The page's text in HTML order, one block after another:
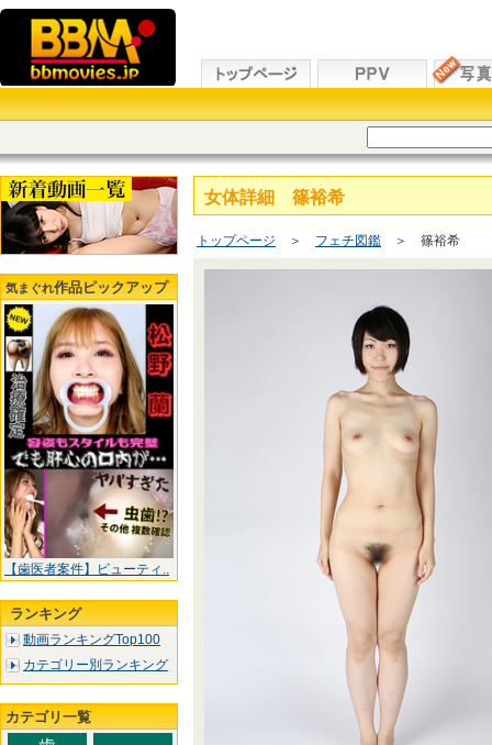
気まぐれ作品ピックアップ
【歯医者案件】ビューティ..
ランキング
動画ランキングTop100
カテゴリー別ランキング
カテゴリ一覧
女体詳細 篠裕希
トップページ ＞ フェチ図鑑 ＞ 篠裕希